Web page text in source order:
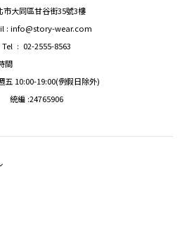
市大同區甘谷街35號3樓
: info@story-wear.com
Tel : 02-2555-8563
客服時間
五 10:00-19:00(例假日除外)
統編 :24765906